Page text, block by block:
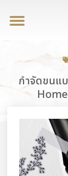
กำจัดขนแ